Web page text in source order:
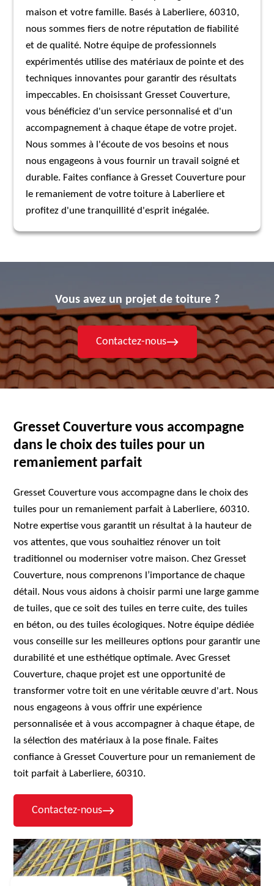
maison et votre famille. Basés à Laberliere, 60310,
nous sommes fiers de notre réputation de fiabilité
et de qualité. Notre équipe de professionnels
expérimentés utilise des matériaux de pointe et des
techniques innovantes pour garantir des résultats
impeccables. En choisissant Gresset Couverture,
vous bénéficiez d'un service personnalisé et d'un
accompagnement à chaque étape de votre projet.
Nous sommes à l'écoute de vos besoins et nous
nous engageons à vous fournir un travail soigné et
durable. Faites confiance à Gresset Couverture pour
le remaniement de votre toiture à Laberliere et
profitez d'une tranquillité d'esprit inégalée.
Vous avez un projet de toiture ?
Contactez-nous
Gresset Couverture vous accompagne
dans le choix des tuiles pour un
remaniement parfait
Gresset Couverture vous accompagne dans le choix des
tuiles pour un remaniement parfait à Laberliere, 60310.
Notre expertise vous garantit un résultat à la hauteur de
vos attentes, que vous souhaitiez rénover un toit
traditionnel ou moderniser votre maison. Chez Gresset
Couverture, nous comprenons l’importance de chaque
détail. Nous vous aidons à choisir parmi une large gamme
de tuiles, que ce soit des tuiles en terre cuite, des tuiles
en béton, ou des tuiles écologiques. Notre équipe dédiée
vous conseille sur les meilleures options pour garantir une
durabilité et une esthétique optimale. Avec Gresset
Couverture, chaque projet est une opportunité de
transformer votre toit en une véritable œuvre d'art. Nous
nous engageons à vous offrir une expérience
personnalisée et à vous accompagner à chaque étape, de
la sélection des matériaux à la pose finale. Faites
confiance à Gresset Couverture pour un remaniement de
toit parfait à Laberliere, 60310.
Contactez-nous